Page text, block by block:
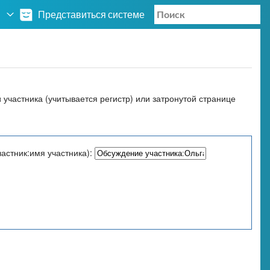
Представиться системе
(учитывается регистр) или затронутой странице
участника):